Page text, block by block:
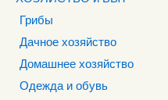
Грибы
Дачное хозяйство
Домашнее хозяйство
Одежда и обувь